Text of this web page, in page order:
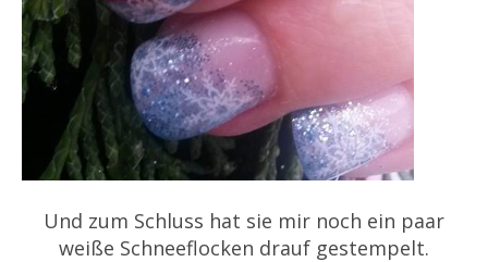
Und zum Schluss hat sie mir noch ein paar
weiße Schneeflocken drauf gestempelt.